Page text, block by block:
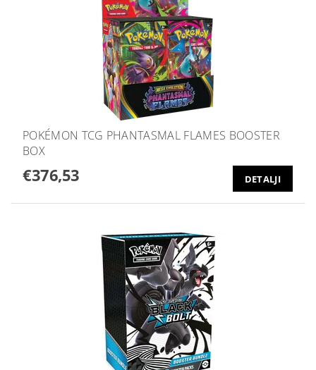
POKÉMON TCG PHANTASMAL FLAMES BOOSTER
BOX
€376,53 DETALJI